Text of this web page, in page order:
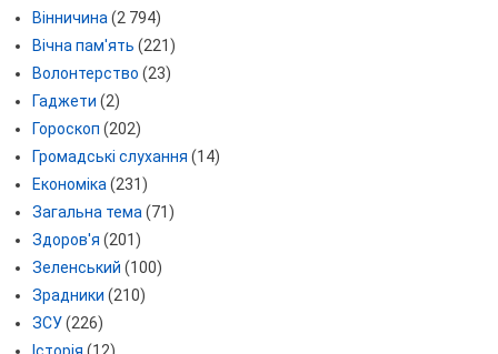
Вінничина (2 794)
Вічна пам'ять (221)
Волонтерство (23)
Гаджети (2)
Гороскоп (202)
Громадські слухання (14)
Економіка (231)
Загальна тема (71)
Здоров'я (201)
Зеленський (100)
Зрадники (210)
ЗСУ(226)